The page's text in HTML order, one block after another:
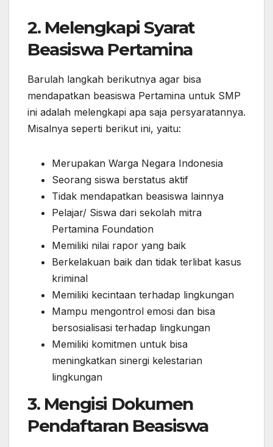
2. Melengkapi Syarat
Beasiswa Pertamina
Barulah langkah berikutnya agar bisa
mendapatkan beasiswa Pertamina untuk SMP
ini adalah melengkapi apa saja persyaratannya.
Misalnya seperti berikut ini, yaitu:
Merupakan Warga Negara Indonesia
Seorang siswa berstatus aktif
Tidak mendapatkan beasiswa lainnya
Pelajar/ Siswa dari sekolah mitra
Pertamina Foundation
Memiliki nilai rapor yang baik
Berkelakuan baik dan tidak terlibat kasus
kriminal
Memiliki kecintaan terhadap lingkungan
Mampu mengontrol emosi dan bisa
bersosialisasi terhadap lingkungan
Memiliki komitmen untuk bisa
meningkatkan sinergi kelestarian
lingkungan
3. Mengisi Dokumen
Pendaftaran Beasiswa